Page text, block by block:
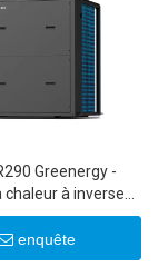
Greenergy -
à inverseur
50 kW/100 kW
enquête